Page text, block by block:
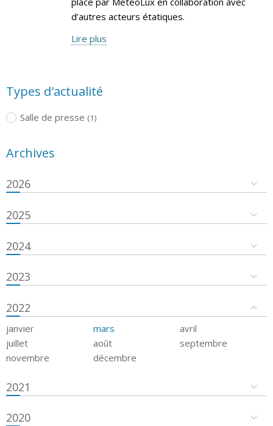
d’autres acteurs étatiques.
Lire plus
Types d'actualité
Salle de presse (1)
Archives
2026
2025
2024
2023
2022
janvier mars
avril
juillet
août
septembre
novembre
décembre
2021
2020